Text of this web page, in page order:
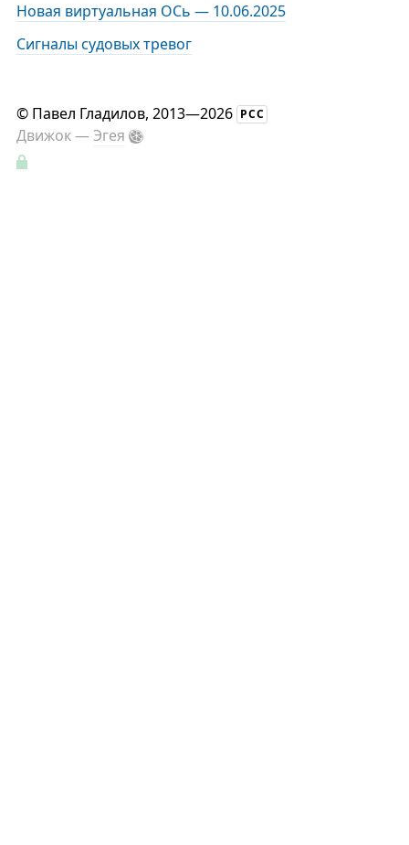
Новая виртуальная ОСь — 10.06.2025
Сигналы судовых тревог
© Павел Гладилов, 2013—2026 РСС
Движок —Эгея